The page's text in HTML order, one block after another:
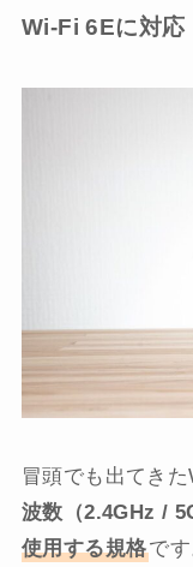
Wi-Fi 6Eに対応
冒頭でも出てき
波数（2.4GHz /
使用する規格です